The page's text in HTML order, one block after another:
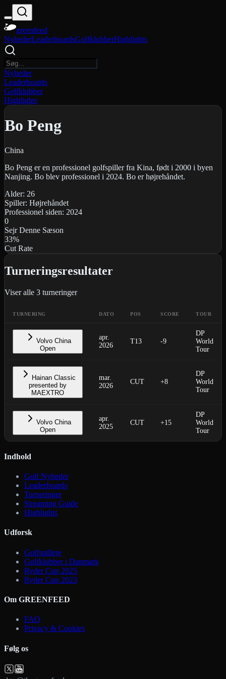
greenfeed
NyhederLeaderboardsGolfklubberHighlights
Nyheder
Leaderboards
Golfklubber
Highlights
Bo Peng
China
Bo Peng er en professionel golfspiller fra Kina, født i 2000 i byen
Nanjing. Bo blev professionel i 2024. Bo er højrehåndet.
Alder: 26
Spiller: Højrehåndet
Professionel siden: 2024
0
Sejr Denne Sæson
33%
Cut Rate
Turneringsresultater
Viser alle 3 turneringer
TURNERING DATO POS SCORE TOUR
Volvo China
Open
apr.
2026
T13 -9
DP
World
Tour
Hainan Classic
presented by
MAEXTRO
mar.
2026
CUT +8
DP
World
Tour
Volvo China
Open
apr.
2025
CUT +15
DP
World
Tour
Indhold
Golf Nyheder
Leaderboards
Turneringer
Streaming Guide
Highlights
Udforsk
Golfspillere
Golfklubber i Danmark
Ryder Cup 2025
Ryder Cup 2023
Om GREENFEED
FAQ
Privacy & Cookies
Følg os